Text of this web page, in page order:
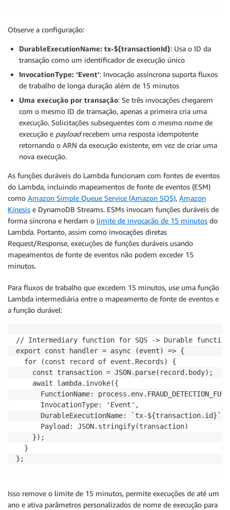
Observe a configuração:
DurableExecutionName: tx-${transactionId}: Usa o ID da
transação como um identificador de execução único
InvocationType: ‘Event’: Invocação assíncrona suporta fluxos
de trabalho de longa duração além de 15 minutos
Uma execução por transação: Se três invocações chegarem
com o mesmo ID de transação, apenas a primeira cria uma
execução. Solicitações subsequentes com o mesmo nome de
execução e payloadrecebem uma resposta idempotente
retornando o ARN da execução existente, em vez de criar uma
nova execução.
As funções duráveis do Lambda funcionam com fontes de eventos
do Lambda, incluindo mapeamentos de fonte de eventos (ESM)
como Amazon Simple Queue Service (Amazon SQS), Amazon
Kinesis e DynamoDB Streams. ESMs invocam funções duráveis de
forma síncrona e herdam o limite de invocação de 15 minutos do
Lambda. Portanto, assim como invocações diretas
Request/Response, execuções de funções duráveis usando
mapeamentos de fonte de eventos não podem exceder 15
minutos.
Para fluxos de trabalho que excedem 15 minutos, use uma função
Lambda intermediária entre o mapeamento de fonte de eventos e
a função durável:
// Intermediary function for SQS -> Durable function
export const handler = async (event) => {
  for (const record of event.Records) {
    const transaction = JSON.parse(record.body);
    await lambda.invoke({
FunctionName:
      InvocationType: 'Event',
      DurableExecutionName: `tx-${transaction.id}`,
      Payload: JSON.stringify(transaction)
    });
  }
};
Isso remove o limite de 15 minutos, permite execuções de até um
ano e ativa parâmetros personalizados de nome de execução para